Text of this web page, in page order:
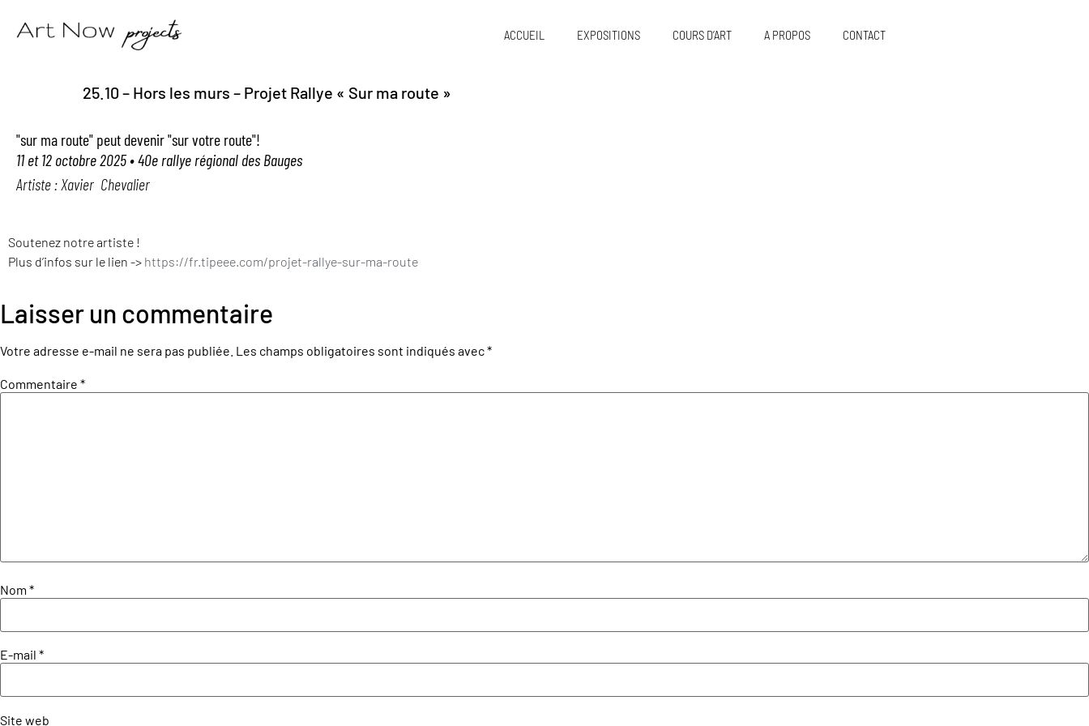
ACCUEIL EXPOSITIONS COURS D’ART A PROPOS CONTACT
25.10 – Hors les murs – Projet Rallye « Sur ma route »
"sur ma route" peut devenir "sur votre route"!
11 et 12 octobre 2025 • 40e rallye régional des Bauges
Artiste : Xavier Chevalier
Soutenez notre artiste !
Plus d’infos sur le lien -> https://fr.tipeee.com/projet-rallye-sur-ma-route
Laisser un commentaire
Votre adresse e-mail ne sera pas publiée. Les champs obligatoires sont indiqués avec*
Commentaire *
Nom *
E-mail *
Site web